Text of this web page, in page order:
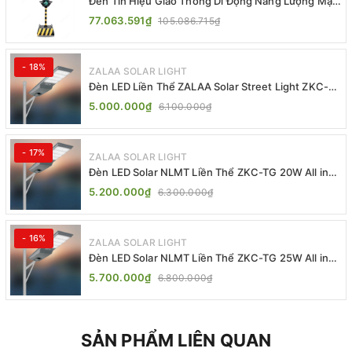
Trời ZALAA ZL-409300C
77.063.591₫ 105.086.715₫
- 18% ZALAA SOLAR LIGHT
Đèn LED Liền Thể ZALAA Solar Street Light ZKC-
TG 20W 25W 30W All In One
5.000.000₫ 6.100.000₫
- 17% ZALAA SOLAR LIGHT
Đèn LED Solar NLMT Liền Thể ZKC-TG 20W All in
One | ZALAA Street Light
5.200.000₫ 6.300.000₫
- 16% ZALAA SOLAR LIGHT
Đèn LED Solar NLMT Liền Thể ZKC-TG 25W All in
One | ZALAA Street Light
5.700.000₫ 6.800.000₫
SẢN PHẨM LIÊN QUAN